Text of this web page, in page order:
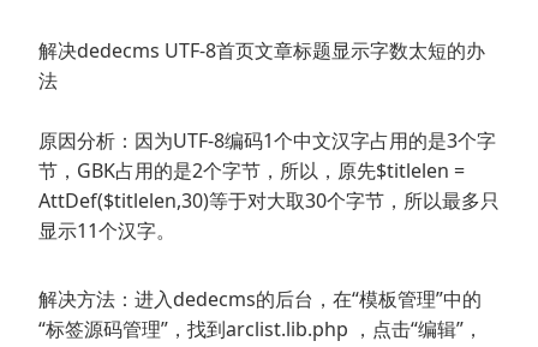
解决dedecms UTF-8首页文章标题显示字数太短的办
法
原因分析：因为UTF-8编码1个中文汉字占用的是3个字
节，GBK占用的是2个字节，所以，原先$titlelen =
AttDef($titlelen,30)等于对大取30个字节，所以最多只
显示11个汉字。
解决方法：进入dedecms的后台，在“模板管理”中的
“标签源码管理”，找到arclist.lib.php ，点击“编辑”，